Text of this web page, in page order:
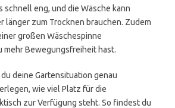
schnell eng, und die Wäsche kann
länger zum Trocknen brauchen. Zudem
großen Wäschespinne
mehr Bewegungsfreiheit hast.
deine Gartensituation genau
wie viel Platz für die
zur Verfügung steht. So findest du